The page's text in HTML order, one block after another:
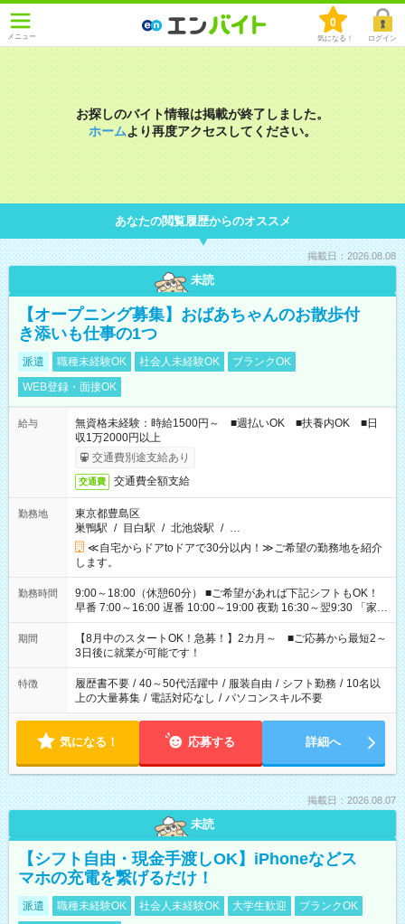
メニュー
0
気になる！ ログイン
お探しのバイト情報は掲載が終了しました。
ホームより再度アクセスしてください。
あなたの閲覧履歴からのオススメ
掲載日：2026.08.08
未読
【オープニング募集】おばあちゃんのお散歩付
き添いも仕事の1つ
派遣 職種未経験OK 社会人未経験OK
ブランクOK
WEB登録・面接OK
給与
無資格未経験：時給1500円～ ■週払いOK ■扶養内OK ■日
収1万2000円以上
交通費別途支給あり
交通費 交通費全額支給
勤務地
東京都豊島区
巣鴨駅 / 目白駅 / 北池袋駅 / …
≪自宅からドアtoドアで30分以内！≫ご希望の勤務地を紹介
します。
勤務時間
9:00～18:00（休憩60分） ■ご希望があれば下記シフトもOK！
早番 7:00～16:00 遅番 10:00～19:00 夜勤 16:30～翌9:30 「家族
と休みを合わせたい」 「余裕を持って夕飯の準備がしたい」
「できれば残業はしたくない」 など、ご希望を教えてください
ね。 ※Wワーク希望の方へ 今ご覧のお仕事で希望する勤務時間
と、もう1つのお仕事の勤務時間。 合計で週40時間を超える場
合は応募できません。
期間
【8月中のスタートOK！急募！】2カ月～ ■ご応募から最短2～
3日後に就業が可能です！
特徴 履歴書不要 / 40～50代活躍中 / 服装自由 / シフト勤務 / 10名以
上の大量募集 / 電話対応なし / パソコンスキル不要
気になる！ 応募する 詳細へ
掲載日：2026.08.07
未読
【シフト自由・現金手渡しOK】iPhoneなどス
マホの充電を繋げるだけ！
派遣 職種未経験OK 社会人未経験OK 大学生歓迎
ブランクOK